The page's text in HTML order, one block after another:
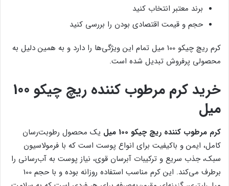
برند معتبر انتخاب کنید
حجم و قیمت اقتصادی بودن را بررسی کنید
کرم ریچ چیکو 100 میل تمام این ویژگی‌ها را دارد و به همین دلیل به
محصولی پرفروش تبدیل شده است.
خرید کرم مرطوب کننده ریچ چیکو 100
میل
کرم مرطوب کننده ریچ چیکو 100 میل
یک محصول رطوبت‌رسان
کامل، ایمن و باکیفیت برای انواع پوست است که با فرمولاسیون
سبک، جذب سریع و ترکیبات آبرسان قوی، نیاز پوست به آب‌رسانی را
برطرف می‌کند. این کرم مناسب استفاده روزانه بوده و با حجم 100